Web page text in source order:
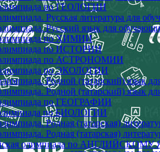
олимпиада по ГЕОЛОГИИ
Русская литература для
Русский язык для
олимпиада по ХИМИИ
олимпиада по ИСТОРИИ
олимпиада по АСТРОНОМИИ
олимпиада по ЭКОЛОГИИ
Родной (татарский) язык
Родной (татарский) язык
олимпиада по ГЕОГРАФИИ
олимпиада по БИОЛОГИИ
Родная (татарская)
Родная (татарская)
олимпиада по